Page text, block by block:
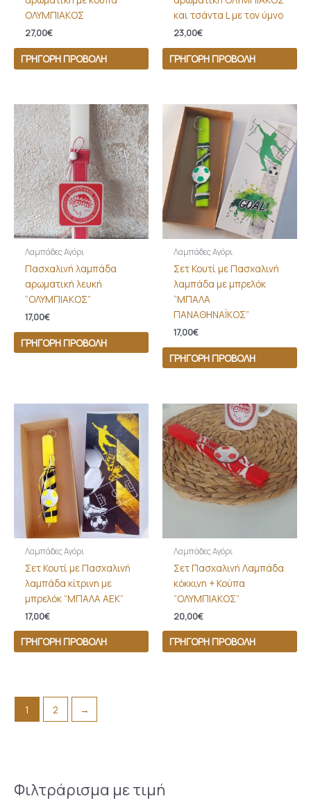
Φιλτράρισμα με τιμή
ΟΛΥΜΠΙΑΚΟΣ
27,00€
ΓΡΉΓΟΡΗ ΠΡΟΒΟΛΉ
και τσάντα L με τον ύμνο
23,00€
ΓΡΉΓΟΡΗ ΠΡΟΒΟΛΉ
Λαμπάδες Αγόρι
Πασχαλινή λαμπάδα
αρωματική λευκή
“ΟΛΥΜΠΙΑΚΟΣ”
17,00€
ΓΡΉΓΟΡΗ ΠΡΟΒΟΛΉ
Λαμπάδες Αγόρι
Σετ Κουτί με Πασχαλινή
λαμπάδα με μπρελόκ
“ΜΠΑΛΑ
ΠΑΝΑΘΗΝΑΪΚΟΣ”
17,00€
ΓΡΉΓΟΡΗ ΠΡΟΒΟΛΉ
Λαμπάδες Αγόρι
Σετ Κουτί με Πασχαλινή
λαμπάδα κίτρινη με
μπρελόκ “ΜΠΑΛΑ ΑΕΚ”
17,00€
ΓΡΉΓΟΡΗ ΠΡΟΒΟΛΉ
Λαμπάδες Αγόρι
Σετ Πασχαλινή Λαμπάδα
κόκκινη + Κούπα
“ΟΛΥΜΠΙΑΚΟΣ”
20,00€
ΓΡΉΓΟΡΗ ΠΡΟΒΟΛΉ
1 2 →